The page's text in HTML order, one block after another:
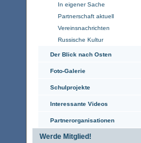
In eigener Sache
Partnerschaft aktuell
Vereinsnachrichten
Russische Kultur
Der Blick nach Osten
Foto-Galerie
Schulprojekte
Interessante Videos
Partnerorganisationen
Werde Mitglied!